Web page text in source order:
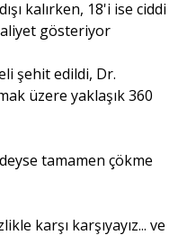
kalırken, 18'i ise ciddi
gösteriyor
şehit edildi, Dr.
üzere yaklaşık 360
tamamen çökme
karşı karşıyayız... ve